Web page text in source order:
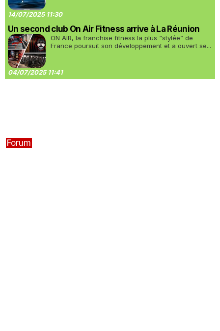
14/07/2025 11:30
Un second club On Air Fitness arrive à La Réunion
ON AIR, la franchise fitness la plus “stylée” de
France poursuit son développement et a ouvert se...
04/07/2025 11:41
Forum